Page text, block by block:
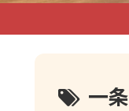
一